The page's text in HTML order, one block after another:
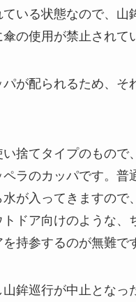
いる状態なので、山
の使用が禁止されて
が配られるため、そ
捨てタイプのもので
ラのカッパです。普
が入ってきますので
ドア向けのような、
持参するのが無難で
鉾巡行が中止となっ